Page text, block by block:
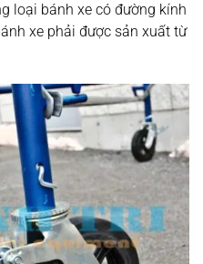
loại bánh xe có đường kính
xe phải được sản xuất từ